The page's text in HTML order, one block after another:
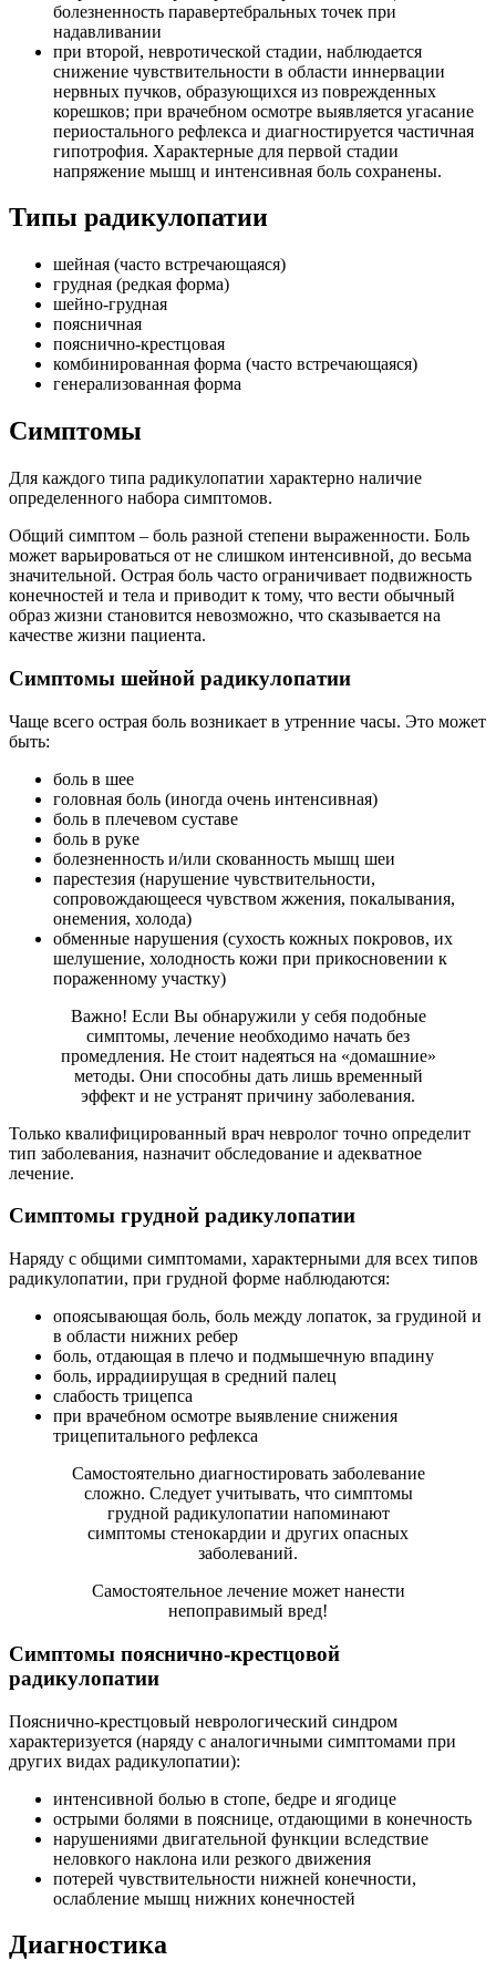
болезненность паравертебральных точек при
надавливании
при второй, невротической стадии, наблюдается
снижение чувствительности в области иннервации
нервных пучков, образующихся из поврежденных
корешков; при врачебном осмотре выявляется угасание
периостального рефлекса и диагностируется частичная
гипотрофия. Характерные для первой стадии
напряжение мышц и интенсивная боль сохранены.
Типы радикулопатии
шейная (часто встречающаяся)
грудная (редкая форма)
шейно-грудная
поясничная
пояснично-крестцовая
комбинированная форма (часто встречающаяся)
генерализованная форма
Симптомы
Для каждого типа радикулопатии характерно наличие
определенного набора симптомов.
Общий симптом – боль разной степени выраженности. Боль
может варьироваться от не слишком интенсивной, до весьма
значительной. Острая боль часто ограничивает подвижность
конечностей и тела и приводит к тому, что вести обычный
образ жизни становится невозможно, что сказывается на
качестве жизни пациента.
Симптомы шейной радикулопатии
Чаще всего острая боль возникает в утренние часы. Это может
быть:
боль в шее
головная боль (иногда очень интенсивная)
боль в плечевом суставе
боль в руке
болезненность и/или скованность мышц шеи
парестезия (нарушение чувствительности,
сопровождающееся чувством жжения, покалывания,
онемения, холода)
обменные нарушения (сухость кожных покровов, их
шелушение, холодность кожи при прикосновении к
пораженному участку)
Важно! Если Вы обнаружили у себя подобные
симптомы, лечение необходимо начать без
промедления. Не стоит надеяться на «домашние»
методы. Они способны дать лишь временный
эффект и не устранят причину заболевания.
Только квалифицированный врач невролог точно определит
тип заболевания, назначит обследование и адекватное
лечение.
Симптомы грудной радикулопатии
Наряду с общими симптомами, характерными для всех типов
радикулопатии, при грудной форме наблюдаются:
опоясывающая боль, боль между лопаток, за грудиной и
в области нижних ребер
боль, отдающая в плечо и подмышечную впадину
боль, иррадиирущая в средний палец
слабость трицепса
при врачебном осмотре выявление снижения
трицепитального рефлекса
Самостоятельно диагностировать заболевание
сложно. Следует учитывать, что симптомы
грудной радикулопатии напоминают
симптомы стенокардии и других опасных
заболеваний.
Самостоятельное лечение может нанести
непоправимый вред!
Симптомы пояснично-крестцовой
радикулопатии
Пояснично-крестцовый неврологический синдром
характеризуется (наряду с аналогичными симптомами при
других видах радикулопатии):
интенсивной болью в стопе, бедре и ягодице
острыми болями в пояснице, отдающими в конечность
нарушениями двигательной функции вследствие
неловкого наклона или резкого движения
потерей чувствительности нижней конечности,
ослабление мышц нижних конечностей
Диагностика